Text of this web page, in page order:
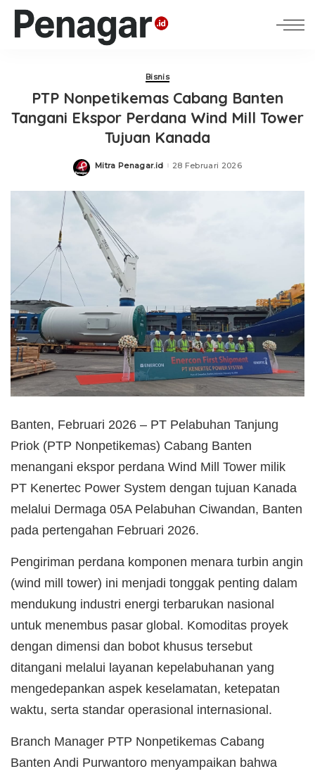
Bisnis
PTP Nonpetikemas Cabang Banten
Tangani Ekspor Perdana Wind Mill Tower
Tujuan Kanada
Posted
Mitra Penagar.id 28 Februari 2026
Banten, Februari 2026 – PT Pelabuhan Tanjung
Priok (PTP Nonpetikemas) Cabang Banten
menangani ekspor perdana Wind Mill Tower milik
PT Kenertec Power System dengan tujuan Kanada
melalui Dermaga 05A Pelabuhan Ciwandan, Banten
pada pertengahan Februari 2026.
Pengiriman perdana komponen menara turbin angin
(wind mill tower) ini menjadi tonggak penting dalam
mendukung industri energi terbarukan nasional
untuk menembus pasar global. Komoditas proyek
dengan dimensi dan bobot khusus tersebut
ditangani melalui layanan kepelabuhanan yang
mengedepankan aspek keselamatan, ketepatan
waktu, serta standar operasional internasional.
Branch Manager PTP Nonpetikemas Cabang
Banten Andi Purwantoro menyampaikan bahwa